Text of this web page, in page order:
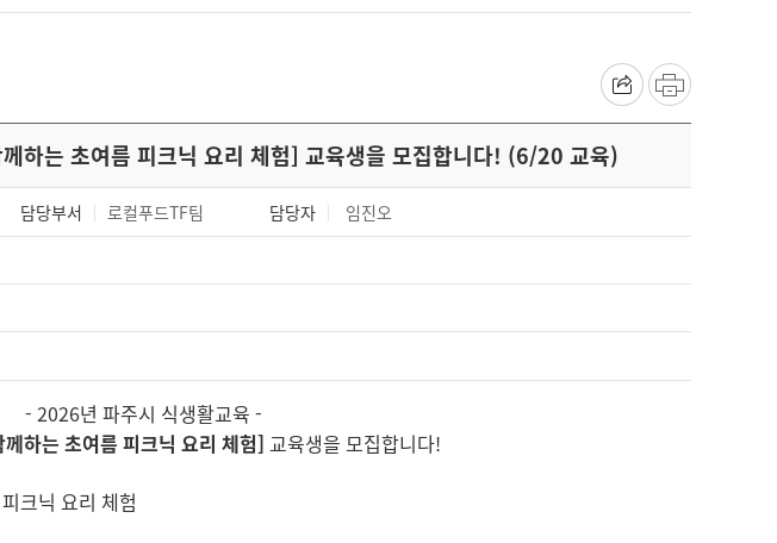
하는 초여름 피크닉 요리 체험] 교육생을 모집합니다! (6/20 교육)
담당부서 로컬푸드TF팀 담당자 임진오
- 2026년 파주시 식생활교육 -
하는 초여름 피크닉 요리 체험] 교육생을 모집합니다!
크닉 요리 체험